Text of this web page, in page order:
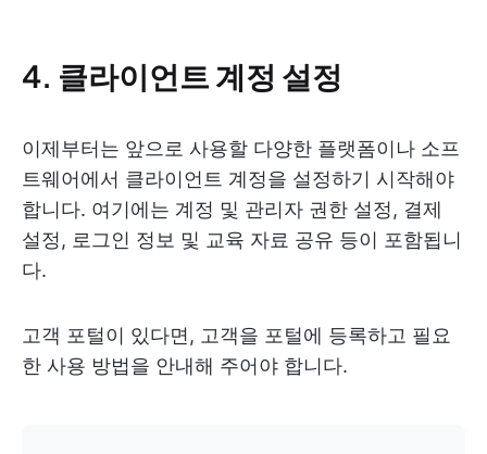
4. 클라이언트 계정 설정
이제부터는 앞으로 사용할 다양한 플랫폼이나 소프
트웨어에서 클라이언트 계정을 설정하기 시작해야
합니다. 여기에는 계정 및 관리자 권한 설정, 결제
설정, 로그인 정보 및 교육 자료 공유 등이 포함됩니
다.
고객 포털이 있다면, 고객을 포털에 등록하고 필요
한 사용 방법을 안내해 주어야 합니다.